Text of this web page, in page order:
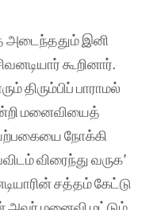
அடைந்ததும் இனி
கூறினார்.
பாராமல்
மனைவியைத்
நோக்கி
விரைந்து வருக’
சத்தம் கேட்டு